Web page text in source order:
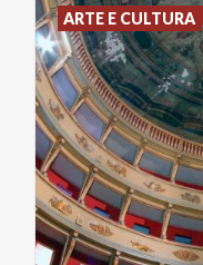
ARTE E CULTURA